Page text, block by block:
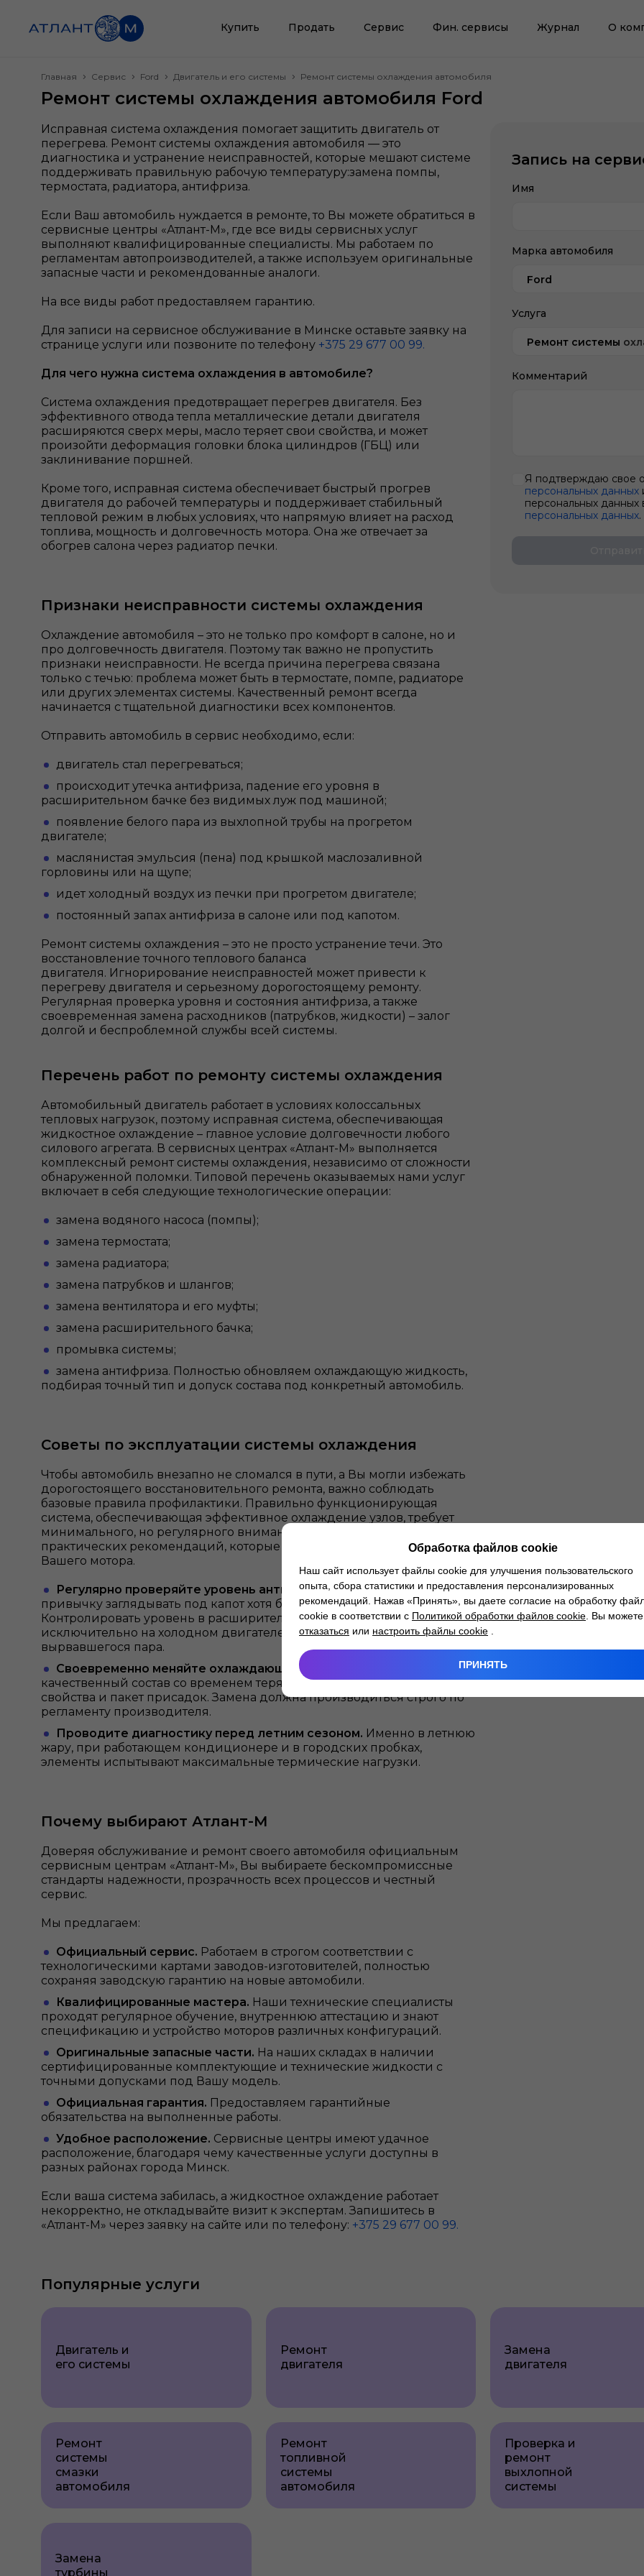
Купить Продать Сервис Фин. сервисы Журнал О
Главная Сервис Ford Двигатель и его системы Ремонт системы охлаждения автомобиля
Ремонт системы охлаждения автомобиля Ford
Исправная система охлаждения помогает защитить двигатель от
перегрева. Ремонт системы охлаждения автомобиля — это
диагностика и устранение неисправностей, которые мешают системе
поддерживать правильную рабочую температуру:замена помпы,
термостата, радиатора, антифриза.
Если Ваш автомобиль нуждается в ремонте, то Вы можете обратиться в
сервисные центры «Атлант-М», где все виды сервисных услуг
выполняют квалифицированные специалисты. Мы работаем по
регламентам автопроизводителей, а также используем оригинальные
запасные части и рекомендованные аналоги.
На все виды работ предоставляем гарантию.
Для записи на сервисное обслуживание в Минске оставьте заявку на
странице услуги или позвоните по телефону +375 29 677 00 99.
Для чего нужна система охлаждения в автомобиле?
Система охлаждения предотвращает перегрев двигателя. Без
эффективного отвода тепла металлические детали двигателя
расширяются сверх меры, масло теряет свои свойства, и может
произойти деформация головки блока цилиндров (ГБЦ) или
заклинивание поршней.
Кроме того, исправная система обеспечивает быстрый прогрев
двигателя до рабочей температуры и поддерживает стабильный
тепловой режим в любых условиях, что напрямую влияет на расход
топлива, мощность и долговечность мотора. Она же отвечает за
обогрев салона через радиатор печки.
Признаки неисправности системы охлаждения
Охлаждение автомобиля – это не только про комфорт в салоне, но и
про долговечность двигателя. Поэтому так важно не пропустить
признаки неисправности. Не всегда причина перегрева связана
только с течью: проблема может быть в термостате, помпе, радиаторе
или других элементах системы. Качественный ремонт всегда
начинается с тщательной диагностики всех компонентов.
Отправить автомобиль в сервис необходимо, если:
двигатель стал перегреваться;
происходит утечка антифриза, падение его уровня в
расширительном бачке без видимых луж под машиной;
появление белого пара из выхлопной трубы на прогретом
двигателе;
маслянистая эмульсия (пена) под крышкой маслозаливной
горловины или на щупе;
идет холодный воздух из печки при прогретом двигателе;
постоянный запах антифриза в салоне или под капотом.
Ремонт системы охлаждения – это не просто устранение течи. Это
восстановление точного теплового баланса
двигателя. Игнорирование неисправностей может привести к
перегреву двигателя и серьезному дорогостоящему ремонту.
Регулярная проверка уровня и состояния антифриза, а также
своевременная замена расходников (патрубков, жидкости) – залог
долгой и беспроблемной службы всей системы.
Перечень работ по ремонту системы охлаждения
Автомобильный двигатель работает в условиях колоссальных
тепловых нагрузок, поэтому исправная система, обеспечивающая
жидкостное охлаждение – главное условие долговечности любого
силового агрегата. В сервисных центрах «Атлант-М» выполняется
комплексный ремонт системы охлаждения, независимо от сложности
обнаруженной поломки. Типовой перечень оказываемых нами услуг
включает в себя следующие технологические операции:
замена водяного насоса (помпы);
замена термостата;
замена радиатора;
замена патрубков и шлангов;
замена вентилятора и его муфты;
замена расширительного бачка;
промывка системы;
замена антифриза. Полностью обновляем охлаждающую жидкость,
подбирая точный тип и допуск состава под конкретный автомобиль.
Советы по эксплуатации системы охлаждения
Чтобы автомобиль внезапно не сломался в пути, а Вы могли избежать
дорогостоящего восстановительного ремонта, важно соблюдать
базовые правила профилактики. Правильно функционирующая
система, обеспечивающая эффективное охлаждение узлов, требует
минимального, но регулярного внимания. Вот несколько
практических рекомендаций, которые помогут сохранить ресурс
Вашего мотора.
Регулярно проверяйте уровень антифриза. Выработайте
привычку заглядывать под капот хотя бы раз в две недели.
Контролировать уровень в расширительном бачке необходимо
исключительно на холодном двигателе, чтобы избежать ожогов от
вырвавшегося пара.
Своевременно меняйте охлаждающую жидкость.
качественный состав со временем теряет свои антикоррозийные
свойства и пакет присадок. Замена должна производиться строго по
регламенту производителя.
Проводите диагностику перед летним сезоном. Именно в летнюю
жару, при работающем кондиционере и в городских пробках,
элементы испытывают максимальные термические нагрузки.
Почему выбирают Атлант-М
Доверяя обслуживание и ремонт своего автомобиля официальным
сервисным центрам «Атлант-М», Вы выбираете бескомпромиссные
стандарты надежности, прозрачность всех процессов и честный
сервис.
Мы предлагаем:
Официальный сервис. Работаем в строгом соответствии с
технологическими картами заводов-изготовителей, полностью
сохраняя заводскую гарантию на новые автомобили.
Квалифицированные мастера. Наши технические специалисты
проходят регулярное обучение, внутреннюю аттестацию и знают
спецификацию и устройство моторов различных конфигураций.
Оригинальные запасные части. На наших складах в наличии
сертифицированные комплектующие и технические жидкости с
точными допусками под Вашу модель.
Официальная гарантия. Предоставляем гарантийные
обязательства на выполненные работы.
Удобное расположение. Сервисные центры имеют удачное
расположение, благодаря чему качественные услуги доступны в
разных районах города Минск.
Если ваша система забилась, а жидкостное охлаждение работает
некорректно, не откладывайте визит к экспертам. Запишитесь в
«Атлант-М» через заявку на сайте или по телефону: +375 29 677 00 99.
Запись на
Имя
Марка автомобиля
Ford
Услуга
Ремонт системы
Комментарий
Я подтверждаю свое
персональных данных
персональных данных
персональных данных.
Популярные услуги
Двигатель и
его системы
Ремонт
двигателя
Замена
двигателя
Ремонт
системы
смазки
автомобиля
Ремонт
топливной
системы
автомобиля
Проверка и
ремонт
выхлопной
системы
Замена
турбины
Обработка файлов cookie
Наш сайт использует файлы cookie для улучшения пользовательского
опыта, сбора статистики и предоставления персонализированных
рекомендаций. Нажав «Принять», вы даете согласие на обработку
cookie в соответствии с Политикой обработки файлов cookie . Вы можете
отказаться или настроить файлы cookie
ПРИНЯТЬ